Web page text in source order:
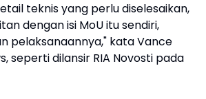
teknis yang perlu diselesaikan,
dengan isi MoU itu sendiri,
pelaksanaannya," kata Vance
seperti dilansir RIA Novosti pada